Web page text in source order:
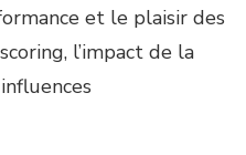
et le plaisir des
scoring, l’impact de la